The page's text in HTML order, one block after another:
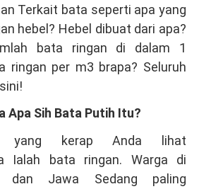
Terkait bata seperti apa yang
hebel? Hebel dibuat dari apa?
bata ringan di dalam 1
ringan per m3 brapa? Seluruh
Apa Sih Bata Putih Itu?
yang kerap Anda lihat
Ialah bata ringan. Warga di
dan Jawa Sedang paling